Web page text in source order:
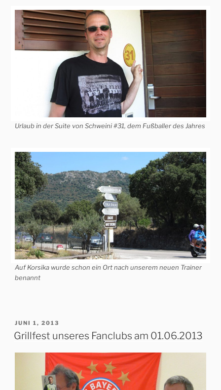
Urlaub in der Suite von Schweini #31, dem Fußballer des Jahres
Auf Korsika wurde schon ein Ort nach unserem neuen Trainer
benannt
VERÖFFENTLICHT
AM
JUNI 1, 2013
Grillfest unseres Fanclubs am 01.06.2013